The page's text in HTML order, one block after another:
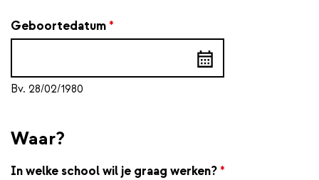
Geboortedatum *
Add
a
Bv. 28/02/1980
Waar?
In welke school wil je graag werken? *